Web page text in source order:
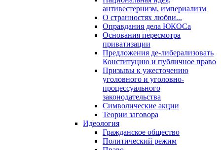
антивестернизм, империализм
О странностях любви...
Оправдания дела ЮКОСа
Основания пересмотра
приватизации
Предложения де-либерализовать
Конституцию и публичное право
Призывы к ужесточению
уголовного и уголовно-
процессуального
законодательства
Символические акции
Теории заговора
Идеология
Гражданское общество
Политический режим